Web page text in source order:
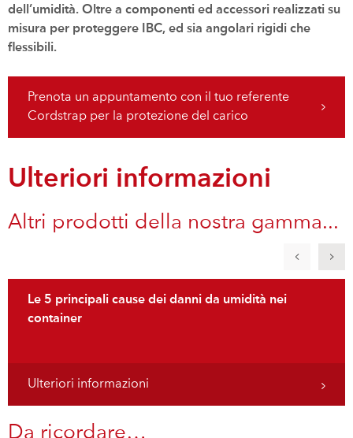
dell’umidità. Oltre a componenti ed accessori realizzati su
misura per proteggere IBC, ed sia angolari rigidi che
flessibili.
Prenota un appuntamento con il tuo referente
Cordstrap per la protezione del carico
Ulteriori informazioni
Altri prodotti della nostra gamma...
Le 5 principali cause dei danni da umidità nei
container
Ulteriori informazioni
Da ricordare…